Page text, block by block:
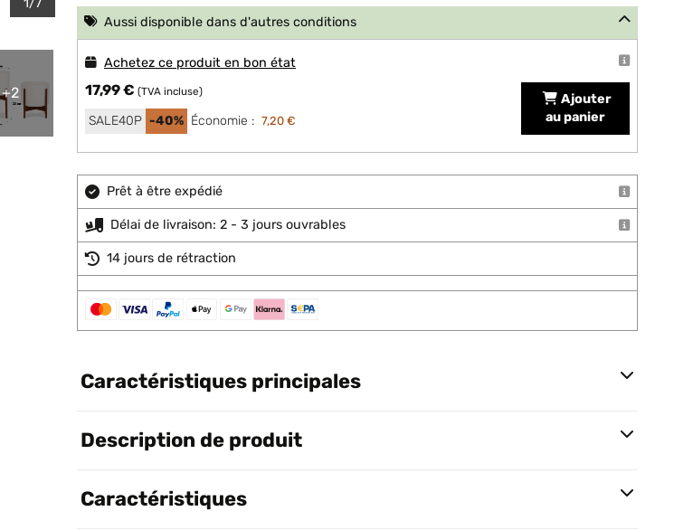
1/7
+2
Aussi disponible dans d'autres conditions
Achetez ce produit en bon état
17,99 € (TVA incluse)
SALE40P -40% Économie : 7,20 €
Ajouter
au panier
Prêt à être expédié
Délai de livraison: 2 - 3 jours ouvrables
14 jours de rétraction
Caractéristiques principales
Description de produit
Caractéristiques